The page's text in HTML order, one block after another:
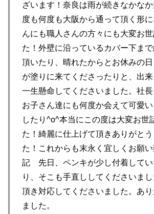
ざいます！奈良は雨が続きなかな
度も何度も大阪から通って頂く形
んにも職人さんの方々にも大変お
た！外壁に沿っているカバー下ま
頂いたり、晴れたからとお休みの
が塗りに来てくださったりと、出
一生懸命してくださいました。社
お子さん達にも何度か会えて可愛
したり^o^本当にこの度は大変お世
た！綺麗に仕上げて頂きありがと
た！これからも末永く宜しくお願
記 先日、ペンキが少し付着してい
り、そこも手直ししてくださいま
頂き対応してくださいました。あ
ました。